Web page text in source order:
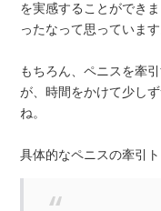
を実感することができ
ったなって思っています
もちろん、ペニスを牽
が、時間をかけて少し
ね。
具体的なペニスの牽引